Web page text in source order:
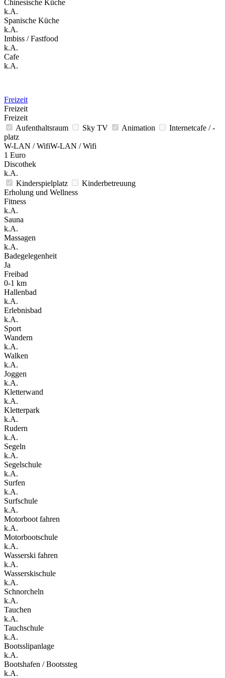
Chinesische Küche
k.A.
Spanische Küche
k.A.
Imbiss / Fastfood
k.A.
Cafe
k.A.
Freizeit
Freizeit
Freizeit
Aufenthaltsraum
Sky TV Animation
Internetcafe / -
platz
W-LAN / WifiW-LAN / Wifi
1 Euro
Discothek
k.A.
Kinderspielplatz
Kinderbetreuung
Erholung und Wellness
Fitness
k.A.
Sauna
k.A.
Massagen
k.A.
Badegelegenheit
Ja
Freibad
0-1 km
Hallenbad
k.A.
Erlebnisbad
k.A.
Sport
Wandern
k.A.
Walken
k.A.
Joggen
k.A.
Kletterwand
k.A.
Kletterpark
k.A.
Rudern
k.A.
Segeln
k.A.
Segelschule
k.A.
Surfen
k.A.
Surfschule
k.A.
Motorboot fahren
k.A.
Motorbootschule
k.A.
Wasserski fahren
k.A.
Wasserskischule
k.A.
Schnorcheln
k.A.
Tauchen
k.A.
Tauchschule
k.A.
Bootsslipanlage
k.A.
Bootshafen / Bootssteg
k.A.